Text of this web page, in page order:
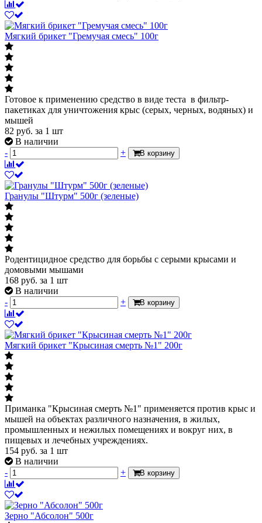
Мягкий брикет "Гремучая смесь" 100г
Готовое к применению средство в виде теста в фильтр-
пакетиках для уничтожения крыс (серых, черных, водяных) и
мышей
82 руб. за 1 шт
В наличии
-
+ В корзину
Гранулы "Штурм" 500г (зеленые)
Родентицидное средство для борьбы с серыми крысами и
домовыми мышами
168 руб. за 1 шт
В наличии
-
+ В корзину
Мягкий брикет "Крысиная смерть №1" 200г
Приманка "Крысиная смерть №1" применяется против крыс и
мышей на объектах различного назначения, в жилых,
промышленных и нежилых помещениях и вокруг них, в
пищевых и лечебных учреждениях.
154 руб. за 1 шт
В наличии
-
+ В корзину
Зерно "Абсолон" 500г